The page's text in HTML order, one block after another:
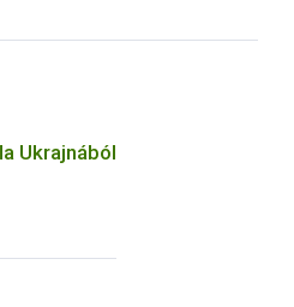
Ukrajnából